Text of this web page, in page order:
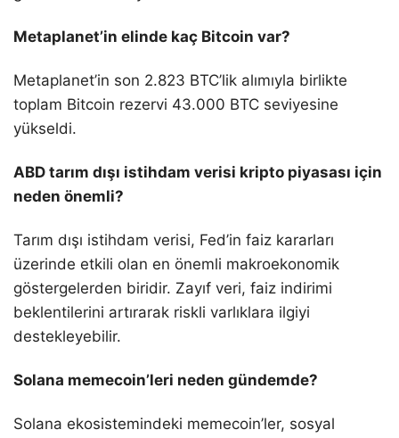
Metaplanet’in elinde kaç Bitcoin var?
Metaplanet’in son 2.823 BTC’lik alımıyla birlikte
toplam Bitcoin rezervi 43.000 BTC seviyesine
yükseldi.
ABD tarım dışı istihdam verisi kripto piyasası için
neden önemli?
Tarım dışı istihdam verisi, Fed’in faiz kararları
üzerinde etkili olan en önemli makroekonomik
göstergelerden biridir. Zayıf veri, faiz indirimi
beklentilerini artırarak riskli varlıklara ilgiyi
destekleyebilir.
Solana memecoin’leri neden gündemde?
Solana ekosistemindeki memecoin’ler, sosyal